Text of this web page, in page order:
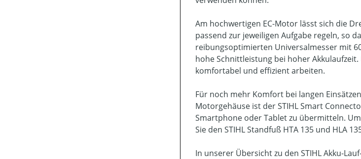
Am hochwertigen EC-Motor lässt sich die
passend zur jeweiligen Aufgabe regeln, so
reibungsoptimierten Universalmesser mit
hohe Schnittleistung bei hoher Akkulaufzeit.
komfortabel und effizient arbeiten.
Für noch mehr Komfort bei langen
Motorgehäuse ist der STIHL Smart
Smartphone oder Tablet zu übermitteln.
Sie den STIHL Standfuß HTA 135 und HLA
In unserer Übersicht zu den STIHL Akku-